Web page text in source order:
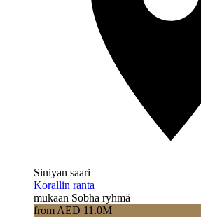
Siniyan saari
Korallin ranta
mukaan Sobha ryhmä
from AED 11.0M